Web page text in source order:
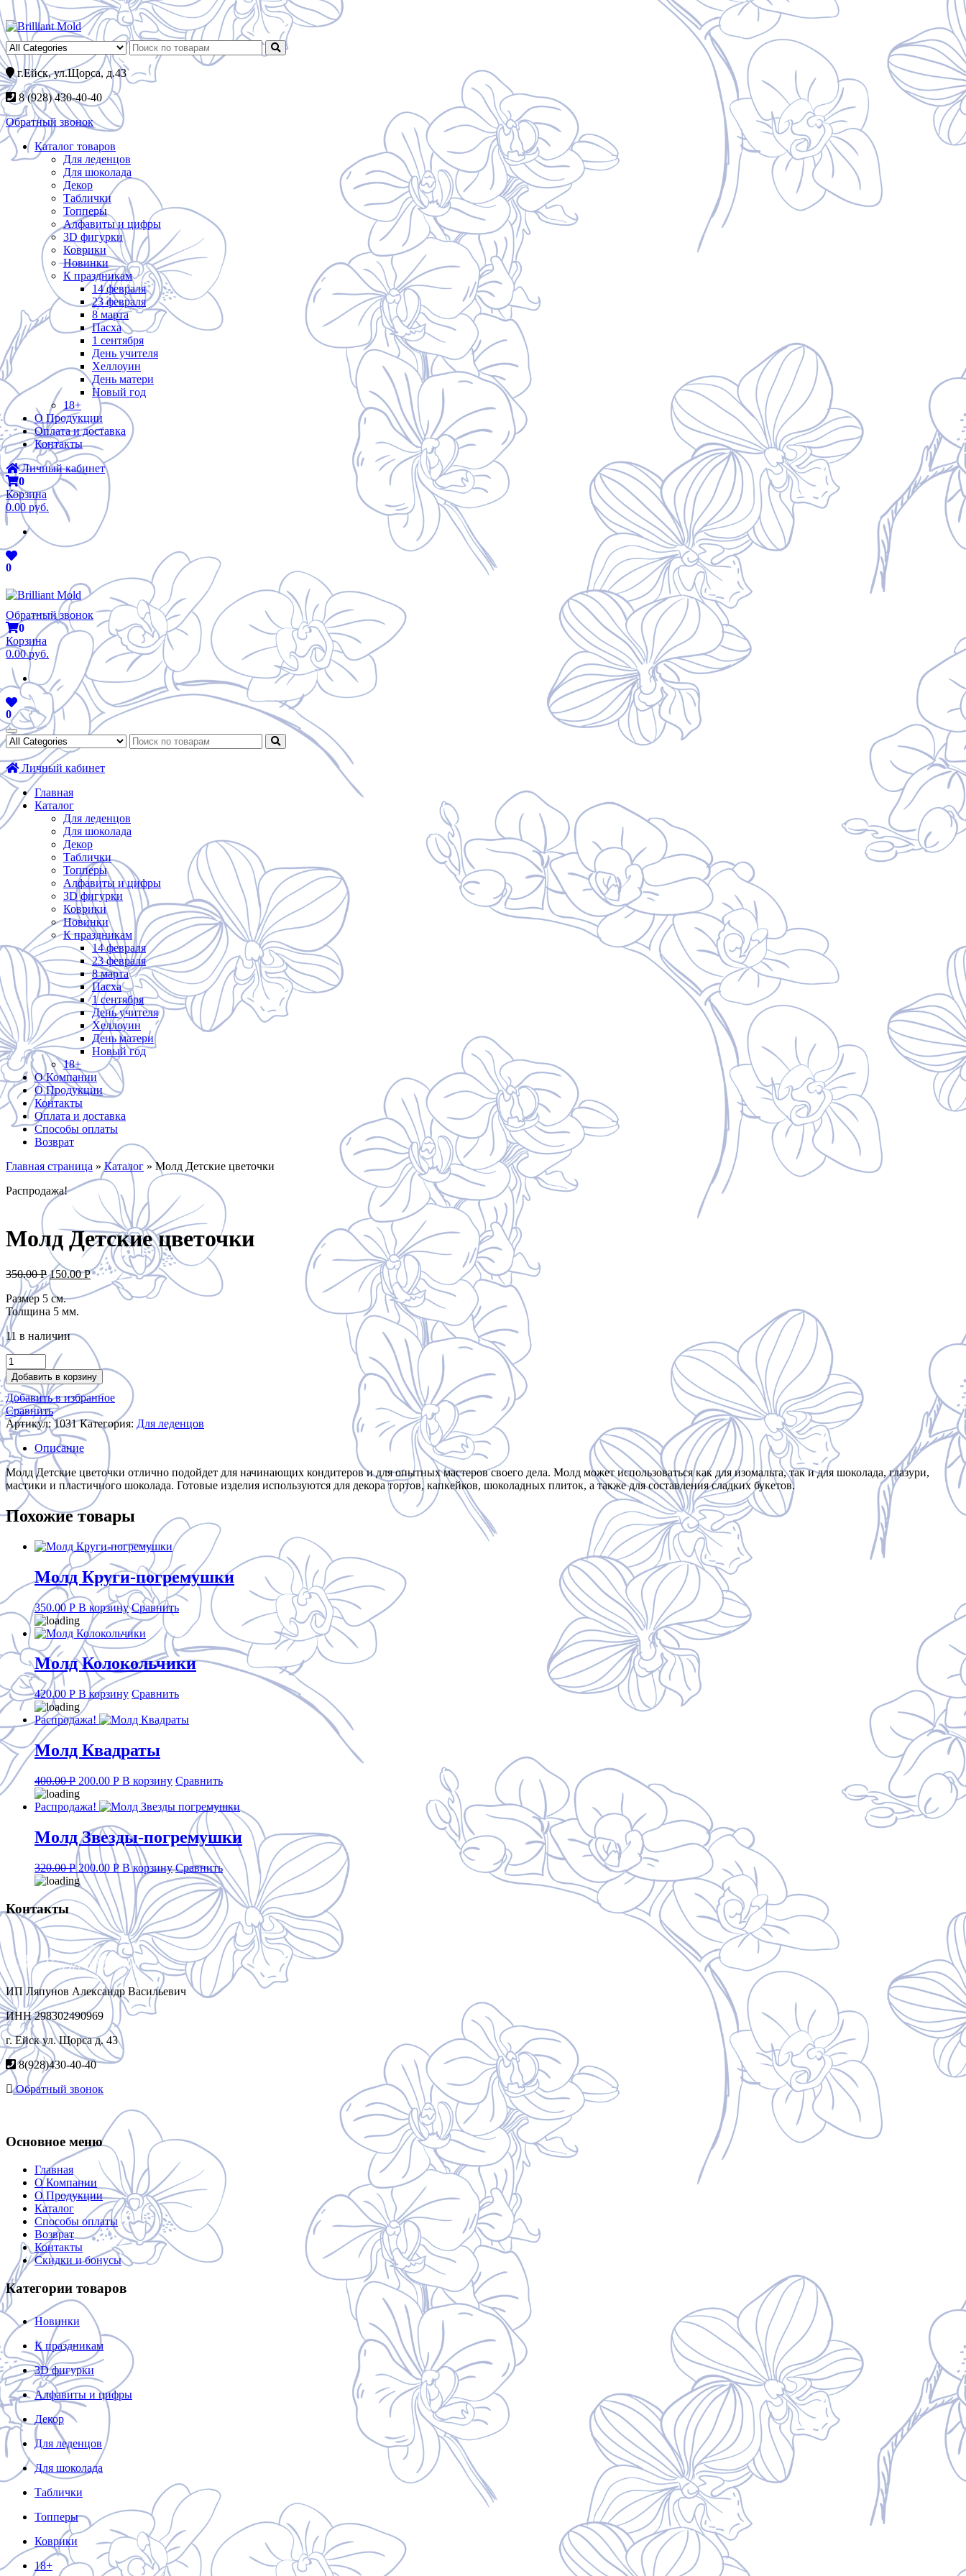
г.Ейск, ул.Щорса, д.43
8 (928) 430-40-40
Обратный звонок
Каталог товаров
Для леденцов
Для шоколада
Декор
Таблички
Топперы
Алфавиты и цифры
3D фигурки
Коврики
Новинки
К праздникам
14 февраля
23 февраля
8 марта
Пасха
1 сентября
День учителя
Хеллоуин
День матери
Новый год
18+
О Продукции
Оплата и доставка
Контакты
Личный кабинет
0
Корзина
0.00 руб.
0
Обратный звонок
0
Корзина
0.00 руб.
0
Личный кабинет
Главная
Каталог
Для леденцов
Для шоколада
Декор
Таблички
Топперы
Алфавиты и цифры
3D фигурки
Коврики
Новинки
К праздникам
14 февраля
23 февраля
8 марта
Пасха
1 сентября
День учителя
Хеллоуин
День матери
Новый год
18+
О Компании
О Продукции
Контакты
Оплата и доставка
Способы оплаты
Возврат
Главная страница »Каталог »Молд Детские цветочки
Распродажа!
Молд Детские цветочки
350.00РOriginal
price
was:
350.00 руб..
150.00РCurrent
price
Размер 5 см.
Толщина 5 мм.
11 в наличии
Количество
товара
Молд
Детские
цветочки
Добавить в корзину
Добавить в избранное
Сравнить
Артикул:1031 Категория: Для леденцов
Описание
Молд Детские цветочки отлично подойдет для начинающих кондитеров и для опытных мастеров своего дела. Молд может использоваться как для изомальта, так и для шоколада, глазури,
мастики и пластичного шоколада. Готовые изделия используются для декора тортов, капкейков, шоколадных плиток, а также для составления сладких букетов.
Похожие товары
Молд Круги-погремушки
350.00 Р В корзину Сравнить
Молд Колокольчики
420.00 Р В корзину Сравнить
Распродажа!
Молд Квадраты
400.00Р Original
price
was:
200.00 РCurrent
is:
В корзину Сравнить
Распродажа!
Молд Звезды-погремушки
320.00Р Original
price
was:
320.00 руб..
200.00 РCurrent
price
is:
200.00 руб..
В корзину Сравнить
Контакты
ИП Ляпунов Александр Васильевич
ИНН 298302490969
г. Ейск ул. Щорса д. 43
8(928)430-40-40
Обратный звонок
Основное меню
Главная
О Компании
О Продукции
Каталог
Способы оплаты
Возврат
Контакты
Скидки и бонусы
Категории товаров
Новинки
К праздникам
3D фигурки
Алфавиты и цифры
Декор
Для леденцов
Для шоколада
Таблички
Топперы
Коврики
18+